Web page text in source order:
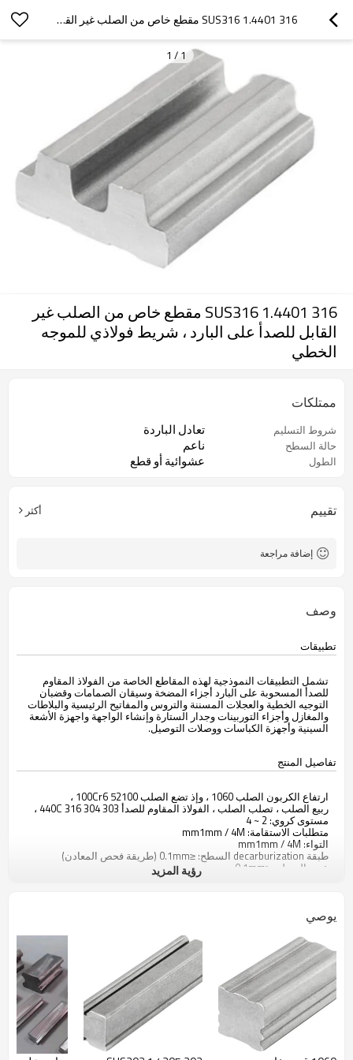
316 1.4401 SUS316 مقطع خاص من الصلب غير القابل للصدأ على البارد ، شريط فولاذي للموجه الخطي
1
/
1
316 1.4401 SUS316 مقطع خاص من الصلب غير
القابل للصدأ على البارد ، شريط فولاذي للموجه
الخطي
ممتلكات
شروط التسليم تعادل الباردة
حالة السطح ناعم
الطول عشوائية أو قطع
تقييم أكثر
إضافة مراجعة
وصف
تطبيقات
تشمل التطبيقات النموذجية لهذه المقاطع الخاصة من الفولاذ المقاوم
للصدأ المسحوبة على البارد أجزاء المضخة وسيقان الصمامات وقضبان
التوجيه الخطية والعجلات المسننة والتروس والمفاتيح الرئيسية والبلاطات
والمغازل وأجزاء التوربينات وجدار الستارة وإنشاء الواجهة واجهزة الأشعة
السينية وأجهزة الكباسات ووصلات التوصيل.
تفاصيل المنتج
ارتفاع الكربون الصلب 1060 ، وإذ تضع الصلب 52100 100Cr6 ،
ربيع الصلب ، تصلب الصلب ، الفولاذ المقاوم للصدأ 303 304 316 440C ،
مستوى كروي: 2 ~ 4
متطلبات الاستقامة: mm1mm / 4M
التواء: mm1mm / 4M
طبقة decarburization السطح: ≤0.1mm (طريقة فحص المعادن)
عيب السطح: ≤0.1mm
مزايا المنتج
هيكل كروي موحد
دقة عالية الأبعاد
طبقة صغيرة decarburization السطح
بدل المعالجة الصغيرة.
شهادة
تم تزويد المنتج بشهادة فحص 3.1.B وفقًا لمعايير EN 10204 و ISO 10474.
رؤية المزيد
يوصي